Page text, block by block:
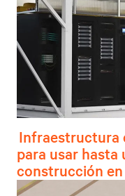
Infraestructura
para usar hasta
construcción